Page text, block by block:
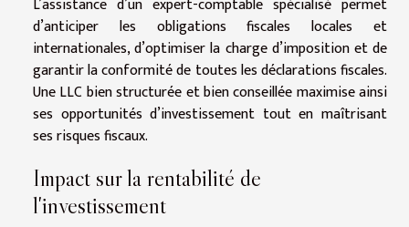
L’assistance d’un expert-comptable spécialisé permet
d’anticiper les obligations fiscales locales et
internationales, d’optimiser la charge d’imposition et de
garantir la conformité de toutes les déclarations fiscales.
Une LLC bien structurée et bien conseillée maximise ainsi
ses opportunités d’investissement tout en maîtrisant
ses risques fiscaux.
Impact sur la rentabilité de
l'investissement